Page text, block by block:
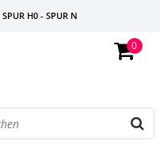
H0 - SPUR N
0
/ ZIMO DCC-Sound